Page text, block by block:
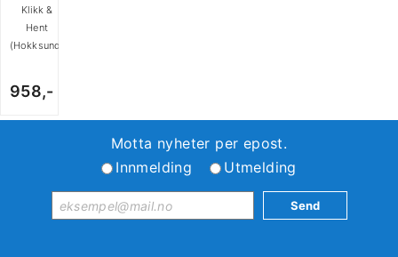
Klikk &
Hent
(Hokksund)
958,-
Motta nyheter per epost.
Innmelding
Utmelding